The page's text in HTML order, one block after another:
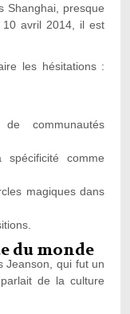
Shanghai, presque
avril 2014, il est
les hésitations :
communautés
comme
magiques dans
du monde
Jeanson, qui fut un
de la culture